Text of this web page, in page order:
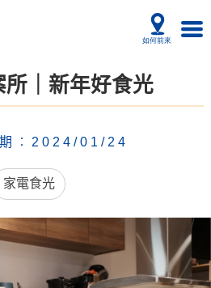
所｜新年好食光
家電食光
︰2024/01/24